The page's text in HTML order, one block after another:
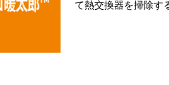
て熱交換器を掃除す